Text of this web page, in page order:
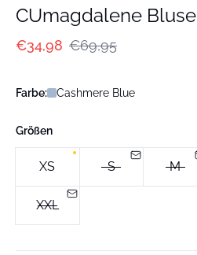
CUmagdalene Bluse
€34,98 €69,95
Farbe: Cashmere Blue
Größen
XS S M
XXL